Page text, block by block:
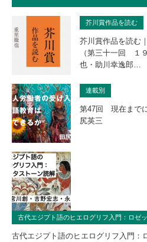
芥川賞作品を読む
芥川賞作品を読む
（第三十一回 １
也・助川幸逸郎…
連載別
第47回 現在まで
尻英三
古代エジプト語のヒエログリフ入門：ロゼ
古代エジプト語のヒエログリフ入門：